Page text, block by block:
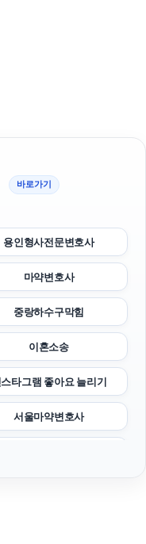
바로가기
용인형사전문변호사
마약변호사
중랑하수구막힘
이혼소송
타그램 좋아요 늘리기
서울마약변호사